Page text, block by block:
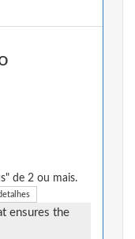
de 2 ou mais.
ensures the